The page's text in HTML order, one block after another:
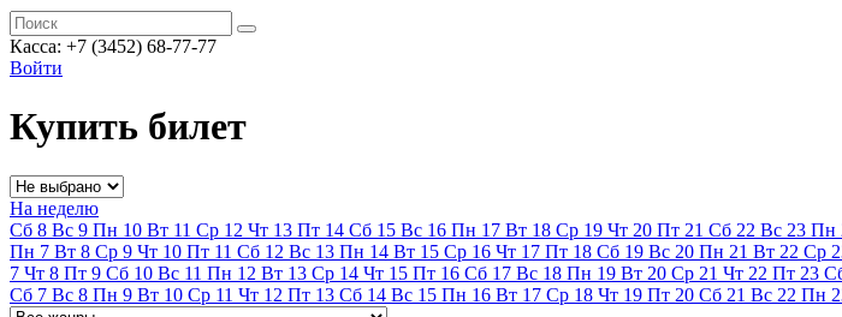
Касса: +7 (3452) 68-77-77
Войти
Купить билет
На неделю
Сб 8 Вс 9 Пн 10 Вт 11 Ср 12 Чт 13 Пт 14 Сб 15 Вс 16 Пн 17 Вт 18 Ср 19 Чт 20 Пт 21 Сб 22 Вс 23 Пн
Пн 7 Вт 8 Ср 9 Чт 10 Пт 11 Сб 12 Вс 13 Пн 14 Вт 15 Ср 16 Чт 17 Пт 18 Сб 19 Вс 20 Пн 21 Вт 22 Ср
7 Чт 8 Пт 9 Сб 10 Вс 11 Пн 12 Вт 13 Ср 14 Чт 15 Пт 16 Сб 17 Вс 18 Пн 19 Вт 20 Ср 21 Чт 22 Пт 23
Сб 7 Вс 8 Пн 9 Вт 10 Ср 11 Чт 12 Пт 13 Сб 14 Вс 15 Пн 16 Вт 17 Ср 18 Чт 19 Пт 20 Сб 21 Вс 22 Пн